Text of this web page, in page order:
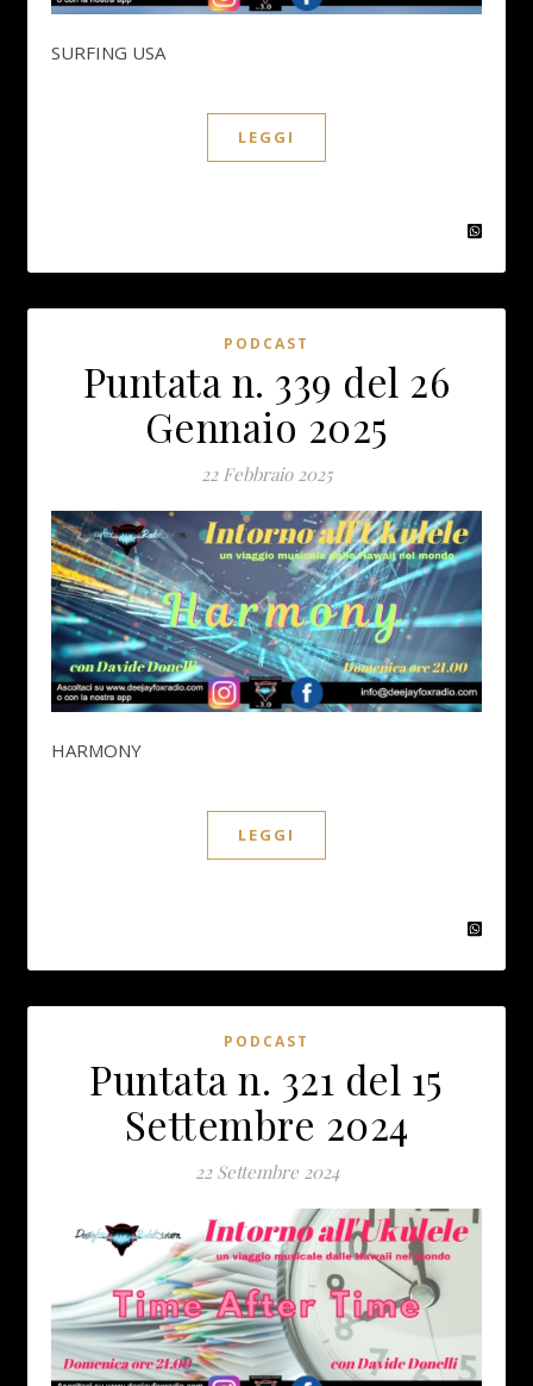
SURFING USA
LEGGI
PODCAST
Puntata n. 339 del 26
Gennaio 2025
22 Febbraio 2025
HARMONY
LEGGI
PODCAST
Puntata n. 321 del 15
Settembre 2024
22 Settembre 2024